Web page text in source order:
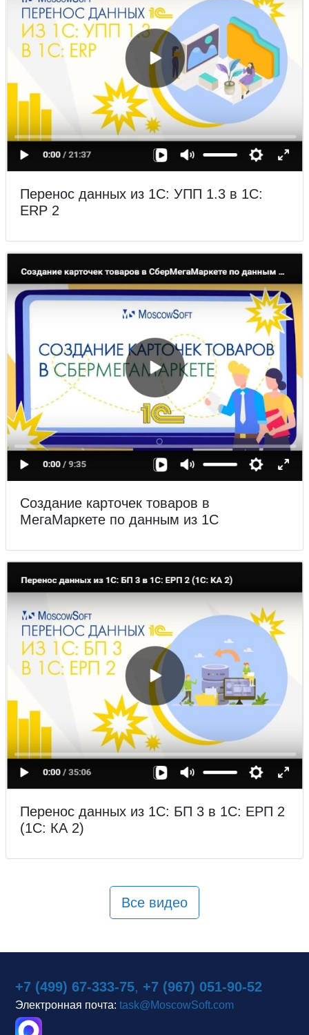
Перенос данных из 1С: УПП 1.3 в 1С:
ERP 2
Создание карточек товаров в
МегаМаркете по данным из 1С
Перенос данных из 1С: БП 3 в 1С: ЕРП 2
(1С: КА 2)
Все видео
+7 (499) 67-333-75, +7 (967) 051-90-52
Электронная почта: task@MoscowSoft.com